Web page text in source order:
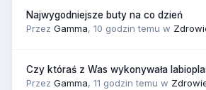
Najwygodniejsze buty na co dzień
Przez Gamma, 10 godzin temu w
Czy któraś z Was wykonywała
Przez Gamma, 11 godzin temu w